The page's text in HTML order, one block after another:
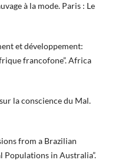
à la mode. Paris : Le
et développement:
francofone”. Africa
la conscience du Mal.
from a Brazilian
Populations in Australia”.